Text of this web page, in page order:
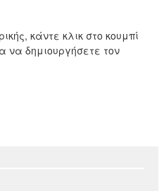
κάντε κλικ στο κουμπί
δημιουργήσετε τον